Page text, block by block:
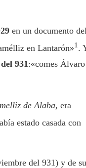
en un documento
en Lantarón»1 .
931:«comes Álvaro
de Alaba, era
estado casada con
del 931) y de su